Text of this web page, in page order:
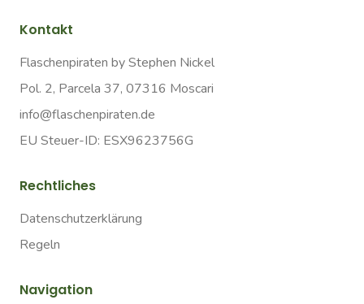
Kontakt
Flaschenpiraten by Stephen Nickel
Pol. 2, Parcela 37, 07316 Moscari
info@flaschenpiraten.de
EU Steuer-ID: ESX9623756G
Rechtliches
Datenschutzerklärung
Regeln
Navigation